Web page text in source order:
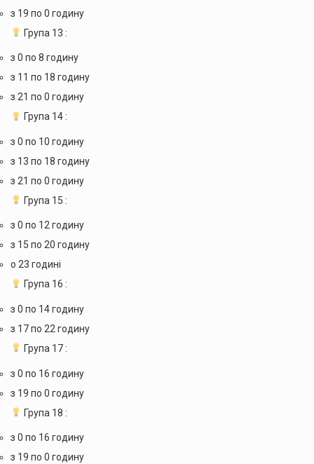
з 19 по 0 годину
Група 13 :
з 0 по 8 годину
з 11 по 18 годину
з 21 по 0 годину
Група 14 :
з 0 по 10 годину
з 13 по 18 годину
з 21 по 0 годину
Група 15 :
з 0 по 12 годину
з 15 по 20 годину
о 23 годині
Група 16 :
з 0 по 14 годину
з 17 по 22 годину
Група 17 :
з 0 по 16 годину
з 19 по 0 годину
Група 18 :
з 0 по 16 годину
з 19 по 0 годину